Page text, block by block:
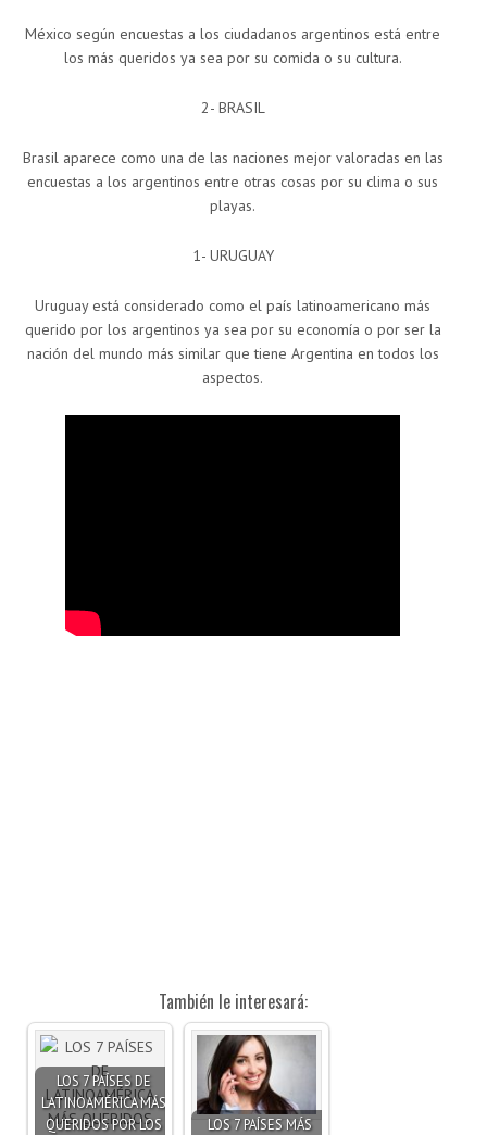
México según encuestas a los ciudadanos argentinos está entre
los más queridos ya sea por su comida o su cultura.
2- BRASIL
Brasil aparece como una de las naciones mejor valoradas en las
encuestas a los argentinos entre otras cosas por su clima o sus
playas.
1- URUGUAY
Uruguay está considerado como el país latinoamericano más
querido por los argentinos ya sea por su economía o por ser la
nación del mundo más similar que tiene Argentina en todos los
aspectos.
También le interesará:
LOS 7 PAÍSES DE
LATINOAMÉRICA MÁS
QUERIDOS POR LOS
LOS 7 PAÍSES MÁS